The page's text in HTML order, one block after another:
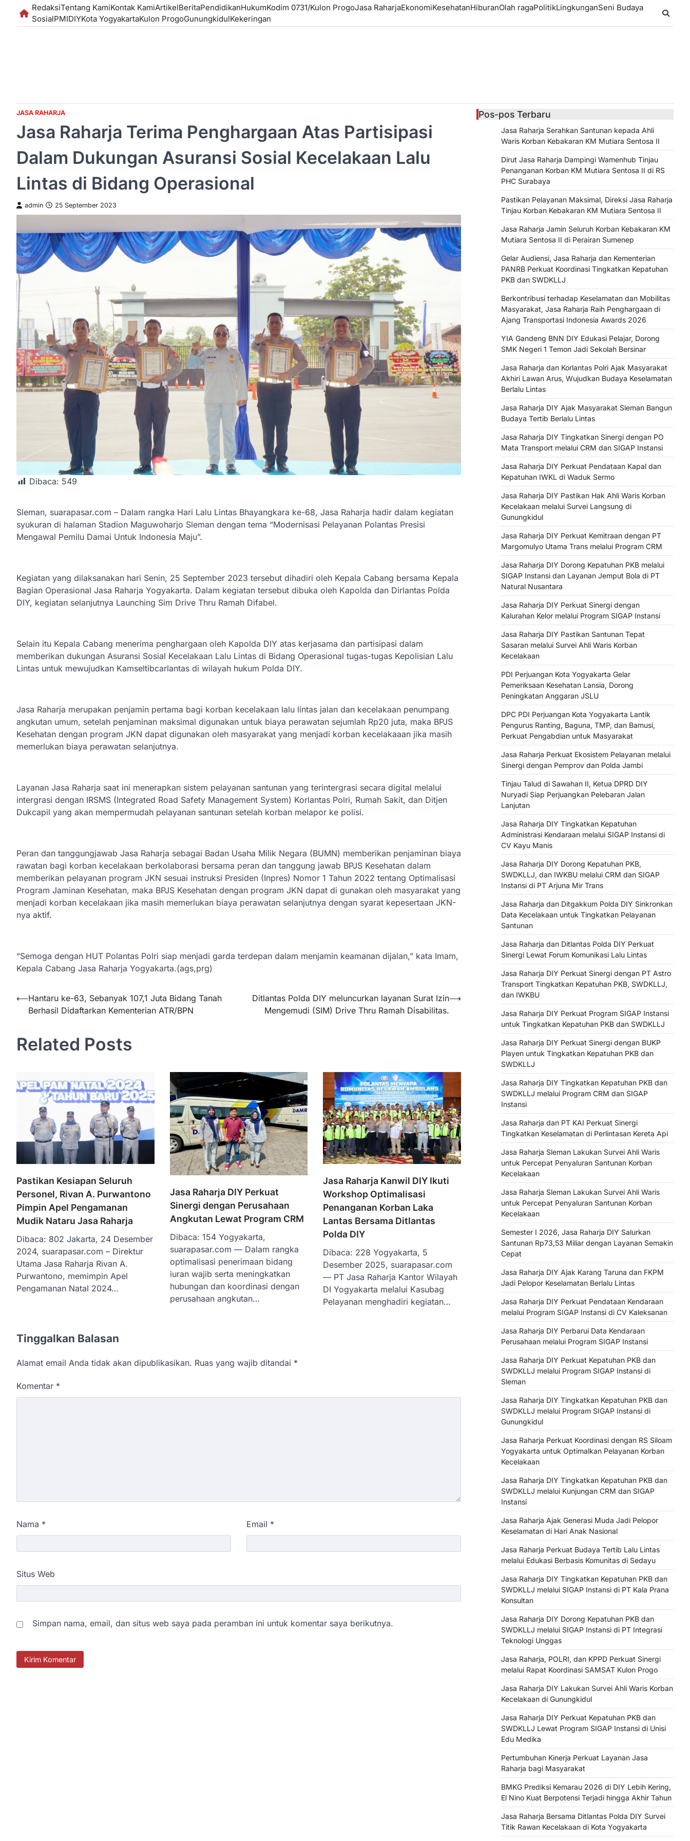
RedaksiTentang KamiKontak KamiArtikelBeritaPendidikanHukumKodim 0731/Kulon ProgoJasa RaharjaEkonomiKesehatanHiburanOlah ragaPolitikLingkunganSeni Budaya
SosialPMIDIYKota YogyakartaKulon ProgoGunungkidulKekeringan
JASA RAHARJA
Jasa Raharja Terima Penghargaan Atas Partisipasi
Dalam Dukungan Asuransi Sosial Kecelakaan Lalu
Lintas di Bidang Operasional
admin 25 September 2023
Dibaca: 549
Sleman, suarapasar.com – Dalam rangka Hari Lalu Lintas Bhayangkara ke-68, Jasa Raharja hadir dalam kegiatan
syukuran di halaman Stadion Maguwoharjo Sleman dengan tema “Modernisasi Pelayanan Polantas Presisi
Mengawal Pemilu Damai Untuk Indonesia Maju”.
Kegiatan yang dilaksanakan hari Senin, 25 September 2023 tersebut dihadiri oleh Kepala Cabang bersama Kepala
Bagian Operasional Jasa Raharja Yogyakarta. Dalam kegiatan tersebut dibuka oleh Kapolda dan Dirlantas Polda
DIY, kegiatan selanjutnya Launching Sim Drive Thru Ramah Difabel.
Selain itu Kepala Cabang menerima penghargaan oleh Kapolda DIY atas kerjasama dan partisipasi dalam
memberikan dukungan Asuransi Sosial Kecelakaan Lalu Lintas di Bidang Operasional tugas-tugas Kepolisian Lalu
Lintas untuk mewujudkan Kamseltibcarlantas di wilayah hukum Polda DIY.
Jasa Raharja merupakan penjamin pertama bagi korban kecelakaan lalu lintas jalan dan kecelakaan penumpang
angkutan umum, setelah penjaminan maksimal digunakan untuk biaya perawatan sejumlah Rp20 juta, maka BPJS
Kesehatan dengan program JKN dapat digunakan oleh masyarakat yang menjadi korban kecelakaaan jika masih
memerlukan biaya perawatan selanjutnya.
Layanan Jasa Raharja saat ini menerapkan sistem pelayanan santunan yang terintergrasi secara digital melalui
intergrasi dengan IRSMS (Integrated Road Safety Management System) Korlantas Polri, Rumah Sakit, dan Ditjen
Dukcapil yang akan mempermudah pelayanan santunan setelah korban melapor ke polisi.
Peran dan tanggungjawab Jasa Raharja sebagai Badan Usaha Milik Negara (BUMN) memberikan penjaminan biaya
rawatan bagi korban kecelakaan berkolaborasi bersama peran dan tanggung jawab BPJS Kesehatan dalam
memberikan pelayanan program JKN sesuai instruksi Presiden (Inpres) Nomor 1 Tahun 2022 tentang Optimalisasi
Program Jaminan Kesehatan, maka BPJS Kesehatan dengan program JKN dapat di gunakan oleh masyarakat yang
menjadi korban kecelakaan jika masih memerlukan biaya perawatan selanjutnya dengan syarat kepesertaan JKN-
nya aktif.
“Semoga dengan HUT Polantas Polri siap menjadi garda terdepan dalam menjamin keamanan dijalan,” kata Imam,
Kepala Cabang Jasa Raharja Yogyakarta.(ags,prg)
Navigasi
pos
⟵Hantaru ke-63, Sebanyak 107,1 Juta Bidang Tanah
Berhasil Didaftarkan Kementerian ATR/BPN
Ditlantas Polda DIY meluncurkan layanan Surat Izin
Mengemudi (SIM) Drive Thru Ramah Disabilitas.
⟶
Related Posts
Pastikan Kesiapan Seluruh
Personel, Rivan A. Purwantono
Pimpin Apel Pengamanan
Mudik Nataru Jasa Raharja
Dibaca: 802 Jakarta, 24 Desember
2024, suarapasar.com – Direktur
Utama Jasa Raharja Rivan A.
Purwantono, memimpin Apel
Pengamanan Natal 2024…
Jasa Raharja DIY Perkuat
Sinergi dengan Perusahaan
Angkutan Lewat Program CRM
Dibaca: 154 Yogyakarta,
suarapasar.com — Dalam rangka
optimalisasi penerimaan bidang
iuran wajib serta meningkatkan
hubungan dan koordinasi dengan
perusahaan angkutan…
Jasa Raharja Kanwil DIY Ikuti
Workshop Optimalisasi
Penanganan Korban Laka
Lantas Bersama Ditlantas
Polda DIY
Dibaca: 228 Yogyakarta, 5
Desember 2025, suarapasar.com
— PT Jasa Raharja Kantor Wilayah
DI Yogyakarta melalui Kasubag
Pelayanan menghadiri kegiatan…
Tinggalkan Balasan
Alamat email Anda tidak akan dipublikasikan. Ruas yang wajib ditandai *
Komentar *
Nama * Email *
Situs Web
Simpan nama, email, dan situs web saya pada peramban ini untuk komentar saya berikutnya.
Pos-pos Terbaru
Jasa Raharja Serahkan Santunan kepada Ahli
Waris Korban Kebakaran KM Mutiara Sentosa II
Dirut Jasa Raharja Dampingi Wamenhub Tinjau
Penanganan Korban KM Mutiara Sentosa II di RS
PHC Surabaya
Pastikan Pelayanan Maksimal, Direksi Jasa Raharja
Tinjau Korban Kebakaran KM Mutiara Sentosa II
Jasa Raharja Jamin Seluruh Korban Kebakaran KM
Mutiara Sentosa II di Perairan Sumenep
Gelar Audiensi, Jasa Raharja dan Kementerian
PANRB Perkuat Koordinasi Tingkatkan Kepatuhan
PKB dan SWDKLLJ
Berkontribusi terhadap Keselamatan dan Mobilitas
Masyarakat, Jasa Raharja Raih Penghargaan di
Ajang Transportasi Indonesia Awards 2026
YIA Gandeng BNN DIY Edukasi Pelajar, Dorong
SMK Negeri 1 Temon Jadi Sekolah Bersinar
Jasa Raharja dan Korlantas Polri Ajak Masyarakat
Akhiri Lawan Arus, Wujudkan Budaya Keselamatan
Berlalu Lintas
Jasa Raharja DIY Ajak Masyarakat Sleman Bangun
Budaya Tertib Berlalu Lintas
Jasa Raharja DIY Tingkatkan Sinergi dengan PO
Mata Transport melalui CRM dan SIGAP Instansi
Jasa Raharja DIY Perkuat Pendataan Kapal dan
Kepatuhan IWKL di Waduk Sermo
Jasa Raharja DIY Pastikan Hak Ahli Waris Korban
Kecelakaan melalui Survei Langsung di
Gunungkidul
Jasa Raharja DIY Perkuat Kemitraan dengan PT
Margomulyo Utama Trans melalui Program CRM
Jasa Raharja DIY Dorong Kepatuhan PKB melalui
SIGAP Instansi dan Layanan Jemput Bola di PT
Natural Nusantara
Jasa Raharja DIY Perkuat Sinergi dengan
Kalurahan Kelor melalui Program SIGAP Instansi
Jasa Raharja DIY Pastikan Santunan Tepat
Sasaran melalui Survei Ahli Waris Korban
Kecelakaan
PDI Perjuangan Kota Yogyakarta Gelar
Pemeriksaan Kesehatan Lansia, Dorong
Peningkatan Anggaran JSLU
DPC PDI Perjuangan Kota Yogyakarta Lantik
Pengurus Ranting, Baguna, TMP, dan Bamusi,
Perkuat Pengabdian untuk Masyarakat
Jasa Raharja Perkuat Ekosistem Pelayanan melalui
Sinergi dengan Pemprov dan Polda Jambi
Tinjau Talud di Sawahan II, Ketua DPRD DIY
Nuryadi Siap Perjuangkan Pelebaran Jalan
Lanjutan
Jasa Raharja DIY Tingkatkan Kepatuhan
Administrasi Kendaraan melalui SIGAP Instansi di
CV Kayu Manis
Jasa Raharja DIY Dorong Kepatuhan PKB,
SWDKLLJ, dan IWKBU melalui CRM dan SIGAP
Instansi di PT Arjuna Mir Trans
Jasa Raharja dan Ditgakkum Polda DIY Sinkronkan
Data Kecelakaan untuk Tingkatkan Pelayanan
Santunan
Jasa Raharja dan Ditlantas Polda DIY Perkuat
Sinergi Lewat Forum Komunikasi Lalu Lintas
Jasa Raharja DIY Perkuat Sinergi dengan PT Astro
Transport Tingkatkan Kepatuhan PKB, SWDKLLJ,
dan IWKBU
Jasa Raharja DIY Perkuat Program SIGAP Instansi
untuk Tingkatkan Kepatuhan PKB dan SWDKLLJ
Jasa Raharja DIY Perkuat Sinergi dengan BUKP
Playen untuk Tingkatkan Kepatuhan PKB dan
SWDKLLJ
Jasa Raharja DIY Tingkatkan Kepatuhan PKB dan
SWDKLLJ melalui Program CRM dan SIGAP
Instansi
Jasa Raharja dan PT KAI Perkuat Sinergi
Tingkatkan Keselamatan di Perlintasan Kereta Api
Jasa Raharja Sleman Lakukan Survei Ahli Waris
untuk Percepat Penyaluran Santunan Korban
Kecelakaan
Jasa Raharja Sleman Lakukan Survei Ahli Waris
untuk Percepat Penyaluran Santunan Korban
Kecelakaan
Semester I 2026, Jasa Raharja DIY Salurkan
Santunan Rp73,53 Miliar dengan Layanan Semakin
Cepat
Jasa Raharja DIY Ajak Karang Taruna dan FKPM
Jadi Pelopor Keselamatan Berlalu Lintas
Jasa Raharja DIY Perkuat Pendataan Kendaraan
melalui Program SIGAP Instansi di CV Kaleksanan
Jasa Raharja DIY Perbarui Data Kendaraan
Perusahaan melalui Program SIGAP Instansi
Jasa Raharja DIY Perkuat Kepatuhan PKB dan
SWDKLLJ melalui Program SIGAP Instansi di
Sleman
Jasa Raharja DIY Tingkatkan Kepatuhan PKB dan
SWDKLLJ melalui Program SIGAP Instansi di
Gunungkidul
Jasa Raharja Perkuat Koordinasi dengan RS Siloam
Yogyakarta untuk Optimalkan Pelayanan Korban
Kecelakaan
Jasa Raharja DIY Tingkatkan Kepatuhan PKB dan
SWDKLLJ melalui Kunjungan CRM dan SIGAP
Instansi
Jasa Raharja Ajak Generasi Muda Jadi Pelopor
Keselamatan di Hari Anak Nasional
Jasa Raharja Perkuat Budaya Tertib Lalu Lintas
melalui Edukasi Berbasis Komunitas di Sedayu
Jasa Raharja DIY Tingkatkan Kepatuhan PKB dan
SWDKLLJ melalui SIGAP Instansi di PT Kala Prana
Konsultan
Jasa Raharja DIY Dorong Kepatuhan PKB dan
SWDKLLJ melalui SIGAP Instansi di PT Integrasi
Teknologi Unggas
Jasa Raharja, POLRI, dan KPPD Perkuat Sinergi
melalui Rapat Koordinasi SAMSAT Kulon Progo
Jasa Raharja DIY Lakukan Survei Ahli Waris Korban
Kecelakaan di Gunungkidul
Jasa Raharja DIY Perkuat Kepatuhan PKB dan
SWDKLLJ Lewat Program SIGAP Instansi di Unisi
Edu Medika
Pertumbuhan Kinerja Perkuat Layanan Jasa
Raharja bagi Masyarakat
BMKG Prediksi Kemarau 2026 di DIY Lebih Kering,
El Nino Kuat Berpotensi Terjadi hingga Akhir Tahun
Jasa Raharja Bersama Ditlantas Polda DIY Survei
Titik Rawan Kecelakaan di Kota Yogyakarta